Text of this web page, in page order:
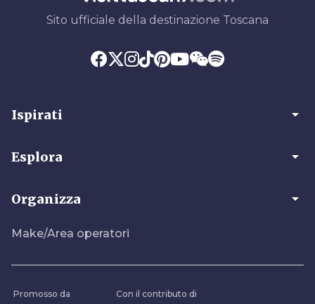
Sito ufficiale della destinazione Toscana
Ispirati arrow_drop_down
Esplora arrow_drop_down
Organizza arrow_drop_down
Make/Area operatori
Promosso da Con il contributo di